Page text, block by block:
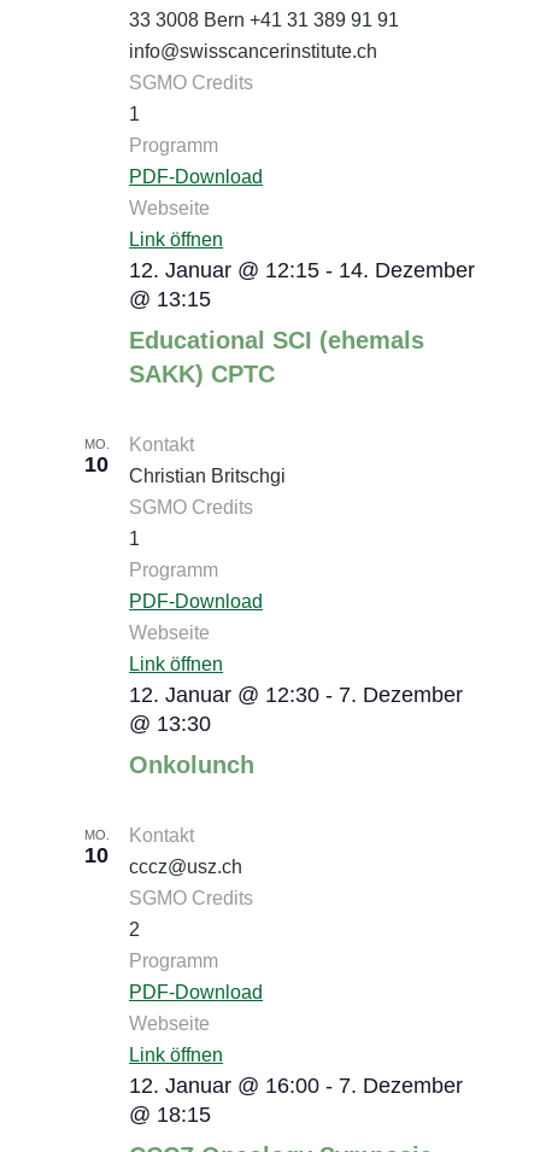
12. Januar @ 12:15 - 14. Dezember
@ 13:15
Educational SCI (ehemals
SAKK) CPTC
33 3008 Bern +41 31 389 91 91
info@swisscancerinstitute.ch
SGMO Credits
1
Programm
PDF-Download
Webseite
Link öffnen
MO.
10
12. Januar @ 12:30 - 7. Dezember
@ 13:30
Onkolunch
Kontakt
Christian Britschgi
SGMO Credits
1
Programm
PDF-Download
Webseite
Link öffnen
MO.
10
12. Januar @ 16:00 - 7. Dezember
@ 18:15
Kontakt
cccz@usz.ch
SGMO Credits
2
Programm
PDF-Download
Webseite
Link öffnen